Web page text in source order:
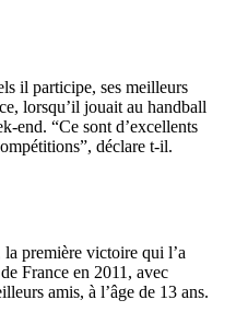
il participe, ses meilleurs
lorsqu’il jouait au handball
end. “Ce sont d’excellents
déclare t-il.
première victoire qui l’a
France en 2011, avec
amis, à l’âge de 13 ans.